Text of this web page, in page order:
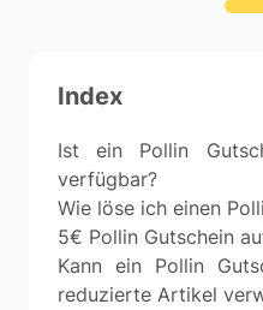
Index
Ist ein Pollin
verfügbar?
Wie löse ich einen
5€ Pollin Gutschein
Kann ein Pollin
reduzierte Artikel